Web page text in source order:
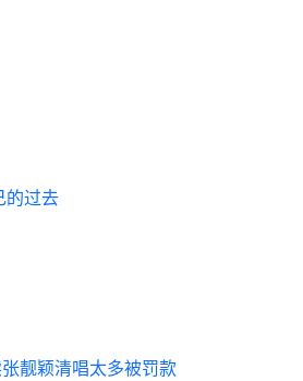
的过去
靓颖清唱太多被罚款